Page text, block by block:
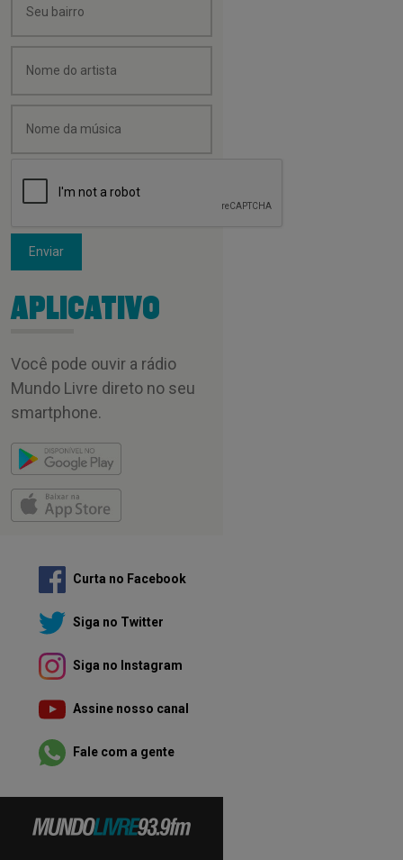
Enviar
APLICATIVO
Você pode ouvir a rádio
Mundo Livre direto no seu
smartphone.
Curta no Facebook
Siga no Twitter
Siga no Instagram
Assine nosso canal
Fale com a gente